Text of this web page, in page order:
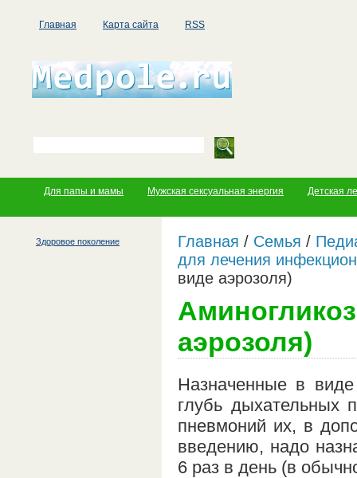
Главная Карта сайта RSS
Для папы и мамы Мужская сексуальная энергия Детская
Здоровое поколение Главная / Семья /
для лечения
виде аэрозоля)
аэрозоля)
Назначенные в
глубь дыхательных
пневмоний их, в
введению, надо
6 раз в день (в